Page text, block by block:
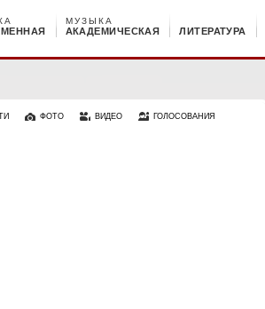
АКАДЕМИЧЕСКАЯ
МУЗЫКА
ЛИТЕРАТУРА
ФОТО ВИДЕО ГОЛОСОВАНИЯ